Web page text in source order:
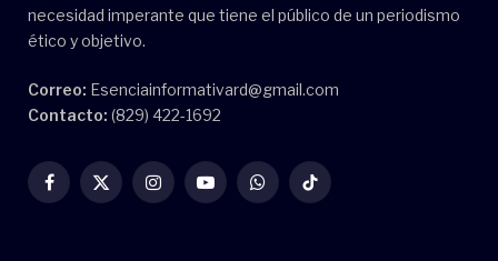
necesidad imperante que tiene el público de un periodismo
ético y objetivo.
Correo: Esenciainformativard@gmail.com
Contacto: (829) 422-1692
Facebook
X
InstagramYouTubeWhatsAppTikTok